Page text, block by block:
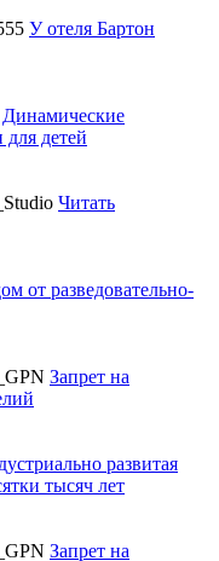
У отеля Бартон
Динамические
детей
Читать
от разведовательно-
Запрет на
развитая
тысяч лет
Запрет на